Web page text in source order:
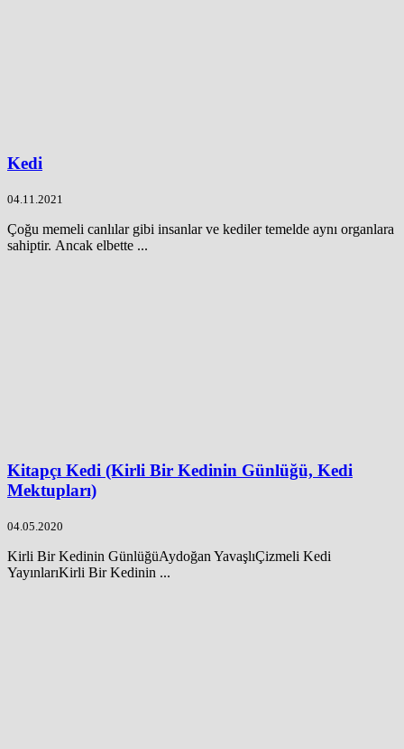
Kedi
04.11.2021
Çoğu memeli canlılar gibi insanlar ve kediler temelde aynı organlara
sahiptir. Ancak elbette ...
Kitapçı Kedi (Kirli Bir Kedinin Günlüğü, Kedi
Mektupları)
04.05.2020
Kirli Bir Kedinin GünlüğüAydoğan YavaşlıÇizmeli Kedi
YayınlarıKirli Bir Kedinin ...